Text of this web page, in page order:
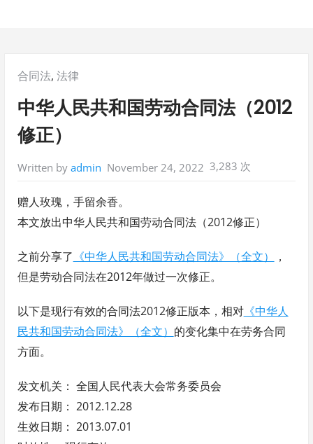
Posted
in:
合同法, 法律
中华人民共和国劳动合同法（2012
修正）
Written by admin November 24, 2022 3,283 次
赠人玫瑰，手留余香。
本文放出中华人民共和国劳动合同法（2012修正）
之前分享了 《中华人民共和国劳动合同法》（全文）
，
但是劳动合同法在2012年做过一次修正。
以下是现行有效的合同法2012修正版本，相对《中华人
民共和国劳动合同法》（全文） 的变化集中在劳务合同
方面。
发文机关： 全国人民代表大会常务委员会
发布日期： 2012.12.28
生效日期： 2013.07.01